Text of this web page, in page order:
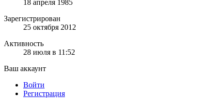
18 апреля 1985
Зарегистрирован
25 октября 2012
Активность
28 июля в 11:52
Ваш аккаунт
Войти
Регистрация